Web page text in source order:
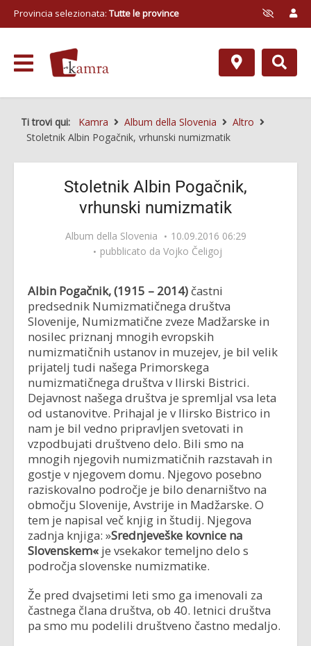
Provincia selezionata: Tutte le province
Ti trovi qui: Kamra Album della Slovenia
Altro
Stoletnik Albin Pogačnik, vrhunski numizmatik
Stoletnik Albin Pogačnik,
vrhunski numizmatik
Album della Slovenia
10.09.2016 06:29
pubblicato da Vojko Čeligoj
Albin Pogačnik, (1915 – 2014) častni
predsednik Numizmatičnega društva
Slovenije, Numizmatične zveze Madžarske in
nosilec priznanj mnogih evropskih
numizmatičnih ustanov in muzejev, je bil velik
prijatelj tudi našega Primorskega
numizmatičnega društva v Ilirski Bistrici.
Dejavnost našega društva je spremljal vsa leta
od ustanovitve. Prihajal je v Ilirsko Bistrico in
nam je bil vedno pripravljen svetovati in
vzpodbujati društveno delo. Bili smo na
mnogih njegovih numizmatičnih razstavah in
gostje v njegovem domu. Njegovo posebno
raziskovalno področje je bilo denarništvo na
območju Slovenije, Avstrije in Madžarske. O
tem je napisal več knjig in študij. Njegova
zadnja knjiga: »Srednjeveške kovnice na
Slovenskem« je vsekakor temeljno delo s
področja slovenske numizmatike.
Že pred dvajsetimi leti smo ga imenovali za
častnega člana društva, ob 40. letnici društva
pa smo mu podelili društveno častno medaljo.